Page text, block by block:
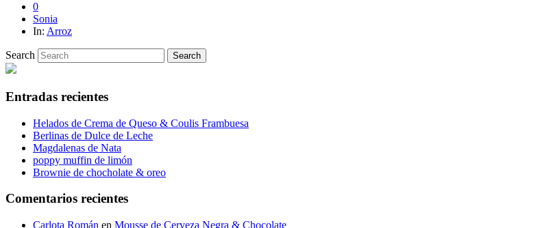
0
Sonia
In: Arroz
Search
Entradas recientes
Helados de Crema de Queso & Coulis Frambuesa
Berlinas de Dulce de Leche
Magdalenas de Nata
poppy muffin de limón
Brownie de chocholate & oreo
Comentarios recientes
Carlota Román en Mousse de Cerveza Negra & Chocolate